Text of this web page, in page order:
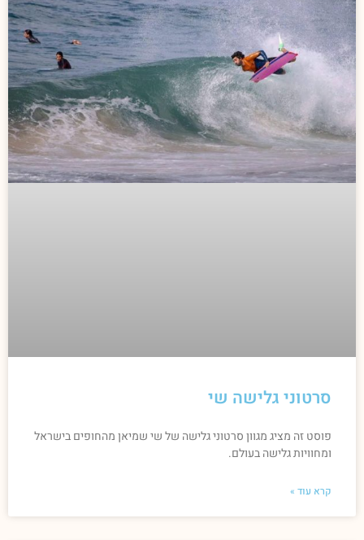
סרטוני גלישה שי
פוסט זה מציג מגוון סרטוני גלישה של שי שמיאן מהחופים בישראל
ומחוויות גלישה בעולם.
קרא עוד »